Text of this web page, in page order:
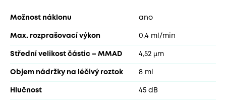
Možnost náklonu ano
Max. rozprašovací výkon 0,4 ml/min
Střední velikost částic – MMAD 4,52 µm
Objem nádržky na léčivý roztok 8 ml
Hlučnost 45 dB